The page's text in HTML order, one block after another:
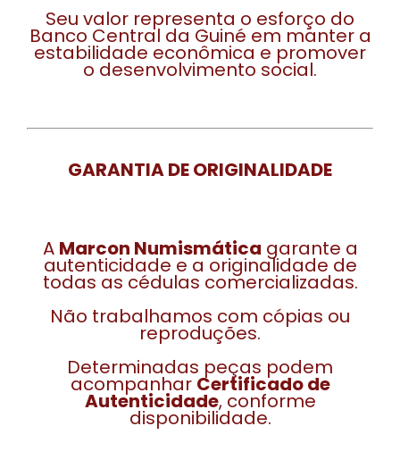
Seu valor representa o esforço do
Banco Central da Guiné em manter a
estabilidade econômica e promover
o desenvolvimento social.
GARANTIA DE ORIGINALIDADE
A Marcon Numismática garante a
autenticidade e a originalidade de
todas as cédulas comercializadas.
Não trabalhamos com cópias ou
reproduções.
Determinadas peças podem
acompanhar Certificado de
Autenticidade, conforme
disponibilidade.